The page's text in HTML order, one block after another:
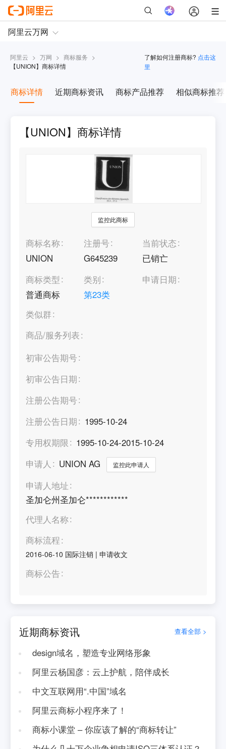
阿里云 > 万网 > 商标服务 >
【UNION】商标详情
了解如何注册商标? 点击这
里
商标详情 近期商标资讯 商标产品推荐 相似商标推荐
【UNION】商标详情
监控此商标
商标名称
UNION
注册号
G645239
当前状态
已销亡
商标类型
普通商标
类别
第23类
申请日期
类似群
商品/服务列表
初审公告期号
初审公告日期
注册公告期号
注册公告日期
1995-10-24
专用权期限
1995-10-24-2015-10-24
申请人
UNION AG 监控此申请人
申请人地址
圣加仑州圣加仑************
代理人名称
商标流程
2016-06-10 国际注销 |申请收文
商标公告
近期商标资讯 查看全部 >
design域名，塑造专业网络形象
阿里云杨国彦：云上护航，陪伴成长
中文互联网用“.中国”域名
阿里云商标小程序来了！
商标小课堂 – 你应该了解的“商标转让”